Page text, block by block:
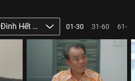
Hết Sảy Phần 301-30 31-60 61-64